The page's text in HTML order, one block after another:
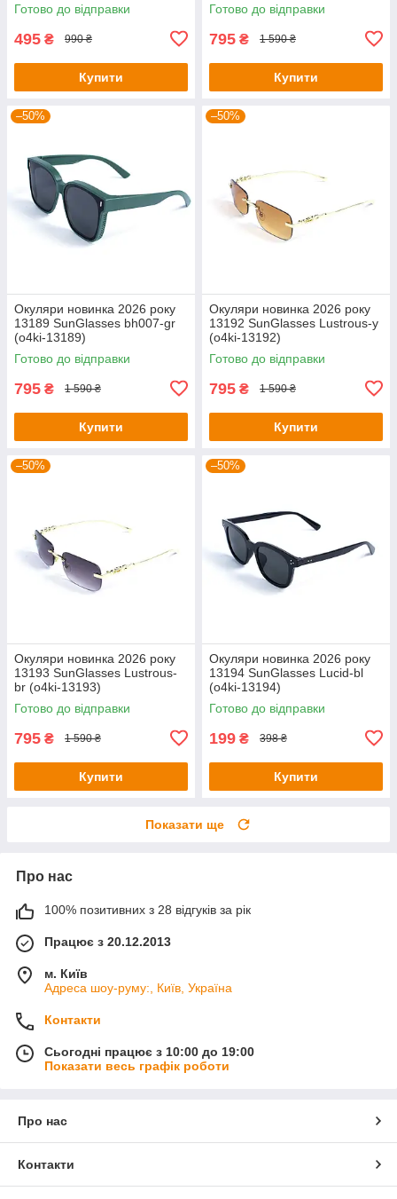
Готово до відправки
495 ₴ 990 ₴
Купити
Готово до відправки
795 ₴ 1 590 ₴
Купити
–50%
Окуляри новинка 2026 року
13189 SunGlasses bh007-gr
(o4ki-13189)
Готово до відправки
795 ₴ 1 590 ₴
Купити
–50%
Окуляри новинка 2026 року
13192 SunGlasses Lustrous-y
(o4ki-13192)
Готово до відправки
795 ₴ 1 590 ₴
Купити
–50%
Окуляри новинка 2026 року
13193 SunGlasses Lustrous-
br (o4ki-13193)
Готово до відправки
795 ₴ 1 590 ₴
Купити
–50%
Окуляри новинка 2026 року
13194 SunGlasses Lucid-bl
(o4ki-13194)
Готово до відправки
199 ₴ 398 ₴
Купити
Показати ще
Про нас
100% позитивних з 28 відгуків за рік
Працює з 20.12.2013
м. Київ
Адреса шоу-руму:, Київ, Україна
Контакти
Сьогодні працює з 10:00 до 19:00
Показати весь графік роботи
Про нас
Контакти